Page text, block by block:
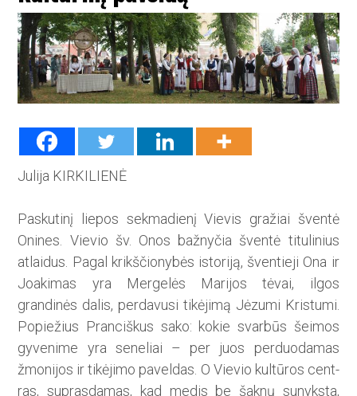
Julija KIRKILIENĖ
Paskutinį liepos sekmadienį Vievis gražiai šventė
Onines. Vievio šv. Onos bažnyčia šventė titulinius
atlaidus. Pagal krikščionybės istoriją, šventieji Ona ir
Joakimas yra Mergelės Marijos tėvai, ilgos
grandinės dalis, perdavusi tikėjimą Jėzumi Kristumi.
Popiežius Pranciškus sako: kokie svarbūs šeimos
gyvenime yra seneliai – per juos perduodamas
žmonijos ir tikėjimo paveldas. O Vievio kultūros cent­
ras, suprasdamas, kad medis be šaknų sunyksta,